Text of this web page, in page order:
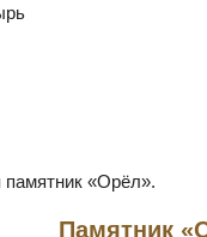
памятник «Орёл».
Памятник